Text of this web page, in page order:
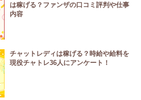
は稼げる？ファンザの口コミ評判や仕事
内容
チャットレディは稼げる？時給や給料を
現役チャトレ36人にアンケート！